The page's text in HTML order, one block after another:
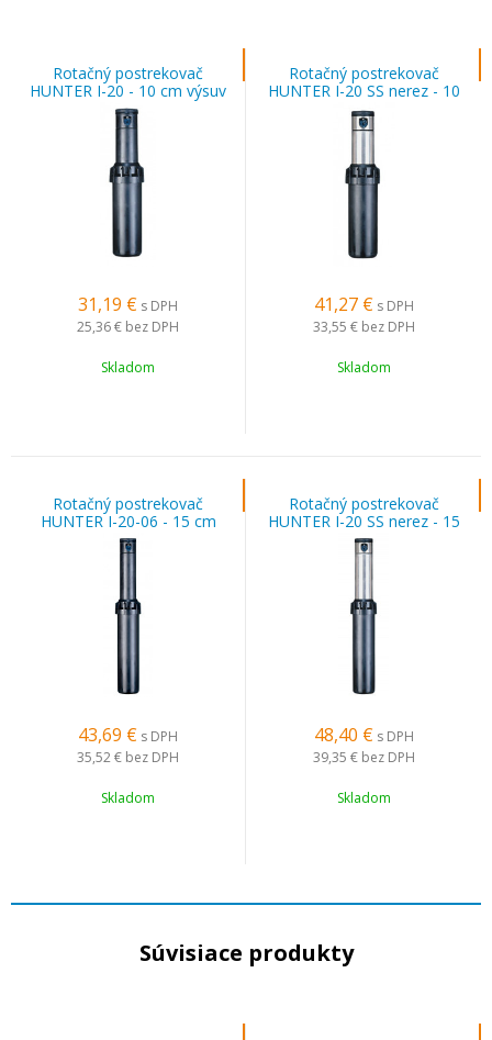
Rotačný postrekovač
HUNTER I-20 - 10 cm výsuv
31,19 € s DPH
25,36 € bez DPH
Skladom
Rotačný postrekovač
HUNTER I-20 SS nerez - 10
cm výsuv
41,27 € s DPH
33,55 € bez DPH
Skladom
Rotačný postrekovač
HUNTER I-20-06 - 15 cm
výsuv
43,69 € s DPH
35,52 € bez DPH
Skladom
Rotačný postrekovač
HUNTER I-20 SS nerez - 15
cm výsuv
48,40 € s DPH
39,35 € bez DPH
Skladom
Súvisiace produkty